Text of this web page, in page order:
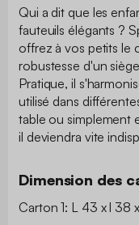
Qui a dit que les
fauteuils élégants ?
offrez à vos petits le
robustesse d'un
Pratique, il
utilisé dans
table ou simplement
il deviendra vite
Dimension des
Carton 1: L 43 x l 38